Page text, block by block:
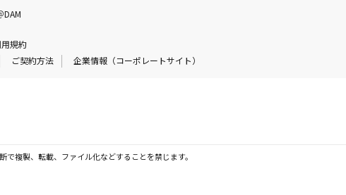
DAM
用規約
ご契約方法 企業情報（コーポレートサイト）
複製、転載、ファイル化などすることを禁じます。